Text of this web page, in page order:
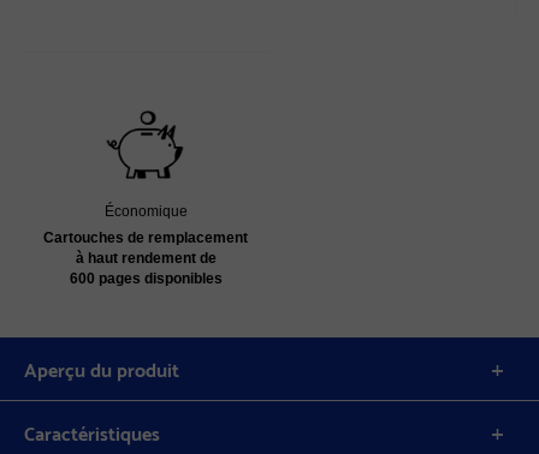
Économique
Cartouches de remplacement
à haut rendement de
600 pages disponibles
Aperçu du produit
Caractéristiques